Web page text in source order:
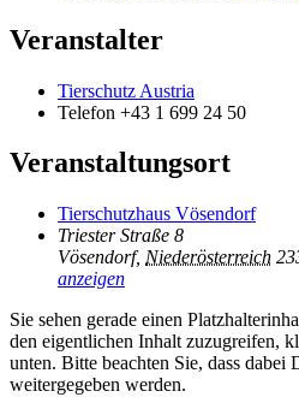
Veranstalter
Tierschutz Austria
Telefon +43 1 699 24 50
Veranstaltungsort
Tierschutzhaus Vösendorf
Triester Straße 8
Vösendorf, Niederösterreich
anzeigen
Sie sehen gerade einen
den eigentlichen Inhalt zuzugreifen,
unten. Bitte beachten Sie, dass dabei
weitergegeben werden.